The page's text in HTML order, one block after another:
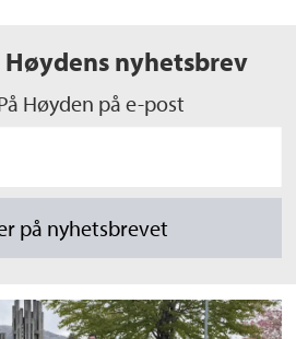
Høydens nyhetsbrev
Høyden på e-post